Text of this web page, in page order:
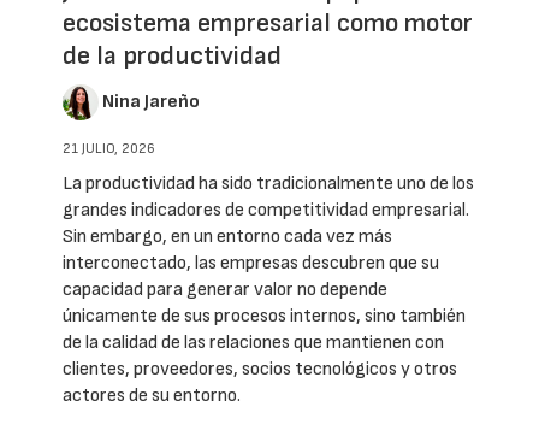
ecosistema empresarial como motor
de la productividad
Nina Jareño
21 JULIO, 2026
La productividad ha sido tradicionalmente uno de los
grandes indicadores de competitividad empresarial.
Sin embargo, en un entorno cada vez más
interconectado, las empresas descubren que su
capacidad para generar valor no depende
únicamente de sus procesos internos, sino también
de la calidad de las relaciones que mantienen con
clientes, proveedores, socios tecnológicos y otros
actores de su entorno.